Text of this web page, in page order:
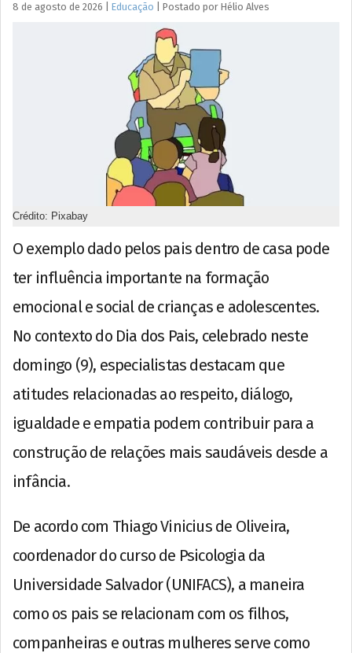
8 de agosto de 2026 Educação Postado por Hélio Alves
Crédito: Pixabay
O exemplo dado pelos pais dentro de casa pode
ter influência importante na formação
emocional e social de crianças e adolescentes.
No contexto do Dia dos Pais, celebrado neste
domingo (9), especialistas destacam que
atitudes relacionadas ao respeito, diálogo,
igualdade e empatia podem contribuir para a
construção de relações mais saudáveis desde a
infância.
De acordo com Thiago Vinicius de Oliveira,
coordenador do curso de Psicologia da
Universidade Salvador (UNIFACS), a maneira
como os pais se relacionam com os filhos,
companheiras e outras mulheres serve como